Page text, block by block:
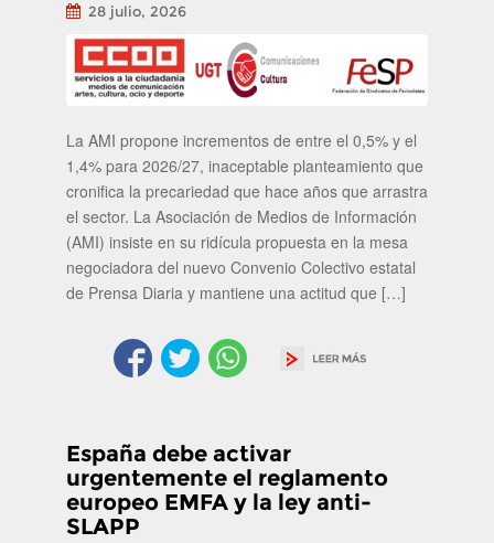
28 julio, 2026
La AMI propone incrementos de entre el 0,5% y el
1,4% para 2026/27, inaceptable planteamiento que
cronifica la precariedad que hace años que arrastra
el sector. La Asociación de Medios de Información
(AMI) insiste en su ridícula propuesta en la mesa
negociadora del nuevo Convenio Colectivo estatal
de Prensa Diaria y mantiene una actitud que […]
España debe activar
urgentemente el reglamento
europeo EMFA y la ley anti-
SLAPP